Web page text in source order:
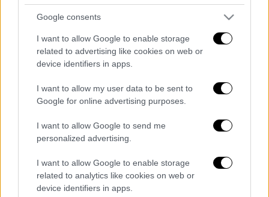
Google consents
I want to allow Google to enable storage
related to advertising like cookies on web or
device identifiers in apps.
I want to allow my user data to be sent to
Google for online advertising purposes.
I want to allow Google to send me
personalized advertising.
I want to allow Google to enable storage
related to analytics like cookies on web or
device identifiers in apps.
Οι οπαδοί της Γιουνάιτεντ ήδη έστειλαν το
μήνυμά τους προς τη διοίκηση -«πάρτε τον
Ποκετίνο με κάθε κόστος»- μετά την ήττα
από τους «κανονιέρηδες» καθώς ο
Αργεντινός κόουτς, ο οποίος απολύθηκε προ
μηνών από την τεχνική ηγεσία της Τότεναμ,
φαντάζει ως ο ιδανικός για να αναμορφώσει
μια ομάδα που για έβδομη σερί σεζόν θα
μείνει μακριά από την κατάκτηση
του πρωταθλήματος (πήρε την
Premier
Leagueγια τελευταία φορά το 2013 με τον
Αλεξ Φέργκιουσον